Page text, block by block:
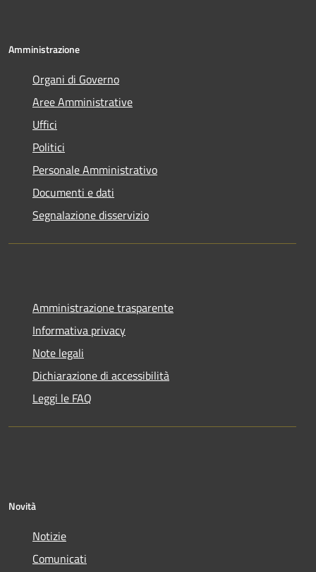
Amministrazione
Organi di Governo
Aree Amministrative
Uffici
Politici
Personale Amministrativo
Documenti e dati
Segnalazione disservizio
Amministrazione trasparente
Informativa privacy
Note legali
Dichiarazione di accessibilità
Leggi le FAQ
Novità
Notizie
Comunicati